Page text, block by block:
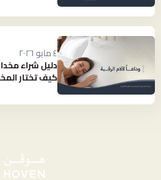
٤ مايو ٢٠٢٦
دليل شراء
كيف تختار